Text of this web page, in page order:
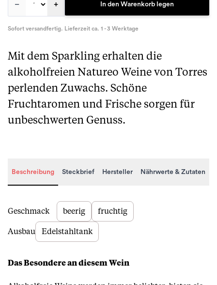
– + In den Warenkorb legen
Sofort versandfertig. Lieferzeit ca. 1 - 3 Werktage
Mit dem Sparkling erhalten die
alkoholfreien Natureo Weine von Torres
perlenden Zuwachs. Schöne
Fruchtaromen und Frische sorgen für
unbeschwerten Genuss.
Beschreibung Steckbrief Hersteller Nährwerte & Zutaten
Beschreibung
Geschmack beerig fruchtig
Ausbau Edelstahltank
Das Besondere an diesem Wein